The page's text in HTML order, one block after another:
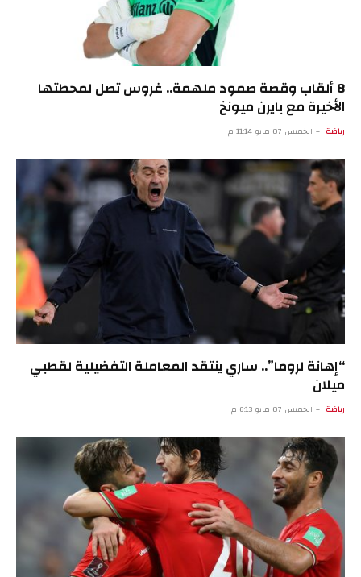
8 ألقاب وقصة صمود ملهمة.. غروس تصل لمحطتها
الأخيرة مع بايرن ميونخ
رياضة الخميس 07 مايو 11:14 م
“إهانة لروما”.. ساري ينتقد المعاملة التفضيلية لقطبي
ميلان
رياضة الخميس 07 مايو 6:13 م